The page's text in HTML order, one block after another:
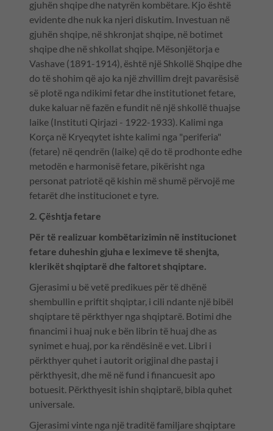
gjuhën shqipe dhe natyrën kombëtare. Kjo është
evidente dhe nuk ka njeri diskutim. Investuan në
gjuhën shqipe, në shkronjat shqipe, në botimet
shqipe dhe në shkollat shqipe. Mësonjëtorja e
Vashave (1891-1914), është një Shkollë Shqipe dhe
do të shohim që ajo ka një zhvillim drejt pavarësisë
së plotë nga ndikimi fetar dhe institutionet fetare,
duke kaluar në fazën e fundit në një shkollë thuajse
laike (Instituti Qirjazi - 1922-1933). Kalimi nga
Korça në Kryeqytet ishte kalimi nga "periferia"
(fetare) në qendrën (laike) që do të prodhonte edhe
metodën e harmonisë fetare, pikërisht nga
personat patriotë që kishin më shumë përvojë me
fetarët dhe institucionet e tyre.
2. Çështja fetare
Për të realizuar kombëtarizimin në institucionet
fetare duheshin gjuha e leximeve të shenjta,
klerikët shqiptarë dhe faltoret shqiptare.
Gjerasimi u bë vetë predikues për të dhënë
shembullin e priftit shqiptar, i cili ndante një bibël
shqiptare të përkthyer nga shqiptarë. Botimi dhe
financimi i huaj nuk e bën librin të huaj dhe as
synimet e huaj, por ka rëndësinë e vet. Libri i
përkthyer quhet i autorit origjinal dhe pastaj i
përkthyesit, dhe më në fund i financuesit apo
botuesit. Përkthyesit ishin shqiptarë, bibla quhet
universale.
Gjerasimi vinte nga një traditë familjare shqiptare